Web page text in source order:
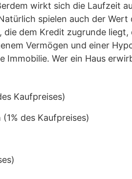
wirkt sich die Laufzeit
spielen auch der Wert
dem Kredit zugrunde liegt,
Vermögen und einer
Wer ein Haus
Kaufpreises)
des Kaufpreises)